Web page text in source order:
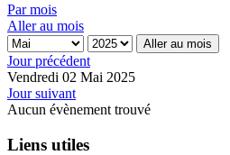
Par mois
Aller au mois
Aller au mois
Jour précédent
Vendredi 02 Mai 2025
Jour suivant
Aucun évènement trouvé
Liens utiles